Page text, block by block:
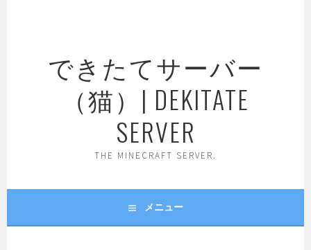
できたてサーバー
（猫）| DEKITATE
SERVER
THE MINECRAFT SERVER.
メニュー